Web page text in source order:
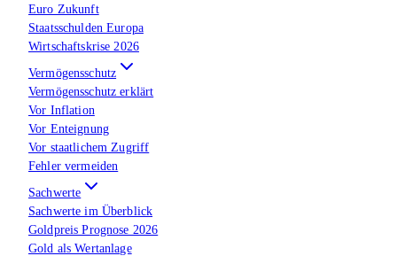
Euro Zukunft
Staatsschulden Europa
Wirtschaftskrise 2026
Vermögensschutz
Vermögensschutz erklärt
Vor Inflation
Vor Enteignung
Vor staatlichem Zugriff
Fehler vermeiden
Sachwerte
Sachwerte im Überblick
Goldpreis Prognose 2026
Gold als Wertanlage